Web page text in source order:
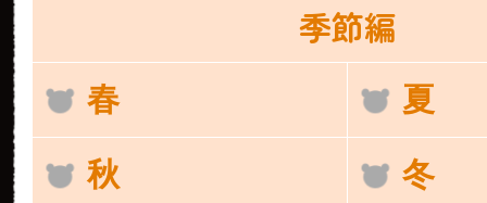
季節編
春 夏
秋 冬